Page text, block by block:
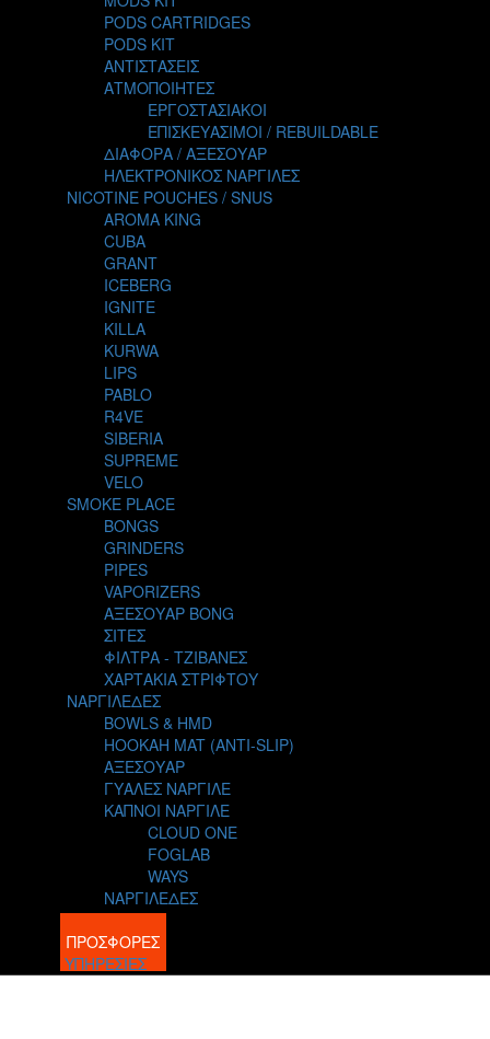
SCANDAL
SECRET FOREST
STEAM CITY LIQUIDS
STEAM TRAIN
STEAMPUNK
TALES
TATTOO
THE ALCHEMIST
THE SMOKER'S CLUB
TIKI MAHU
TWIST
VGOD
WILD ZOO
YETI
PODS CARTRIDGES
PODS KIT
ΑΝΤΙΣΤΑΣΕΙΣ
ΑΤΜΟΠΟΙΗΤΕΣ
ΕΡΓΟΣΤΑΣΙΑΚΟΙ
ΕΠΙΣΚΕΥΑΣΙΜΟΙ / REBUILDABLE
ΔΙΑΦΟΡΑ / ΑΞΕΣΟΥΑΡ
ΗΛΕΚΤΡΟΝΙΚΟΣ ΝΑΡΓΙΛΕΣ
NICOTINE POUCHES / SNUS
AROMA KING
CUBA
GRANT
ICEBERG
IGNITE
KILLA
KURWA
LIPS
PABLO
R4VE
SIBERIA
SUPREME
VELO
SMOKE PLACE
BONGS
GRINDERS
PIPES
VAPORIZERS
ΑΞΕΣΟΥΑΡ BONG
ΣΙΤΕΣ
ΦΙΛΤΡΑ - ΤΖΙΒΑΝΕΣ
ΧΑΡΤΑΚΙΑ ΣΤΡΙΦΤΟΥ
ΝΑΡΓΙΛΕΔΕΣ
BOWLS & HMD
HOOKAH MAT (ANTI-SLIP)
ΑΞΕΣΟΥΑΡ
ΓΥΑΛΕΣ ΝΑΡΓΙΛΕ
ΚΑΠΝΟΙ ΝΑΡΓΙΛΕ
CLOUD ONE
FOGLAB
WAYS
ΝΑΡΓΙΛΕΔΕΣ
BLOG
ΠΡΟΣΦΟΡΕΣ
ΥΠΗΡΕΣΙΕΣ